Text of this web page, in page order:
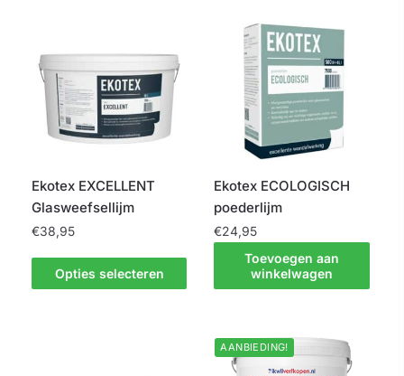
Ekotex EXCELLENT
Glasweefsellijm
€38,95
Opties selecteren
product
Ekotex ECOLOGISCH
poederlijm
€24,95
Toevoegen aan
winkelwagen
AANBIEDING!